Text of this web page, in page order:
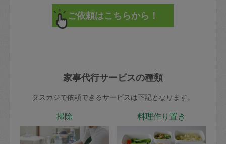
家事代行サービスの種類
タスカジで依頼できるサービスは下記となります。
掃除 料理作り置き